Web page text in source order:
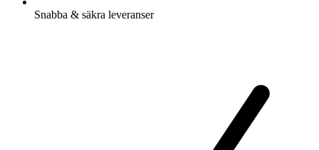
Snabba & säkra leveranser